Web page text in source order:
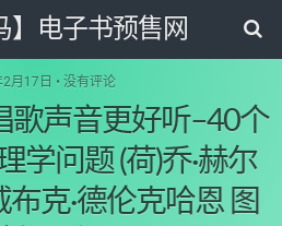
】电子书预售网
月17日 • 没有评论
歌声音更好听–40个
学问题 (荷)乔·赫尔
布克·德伦克哈恩 图